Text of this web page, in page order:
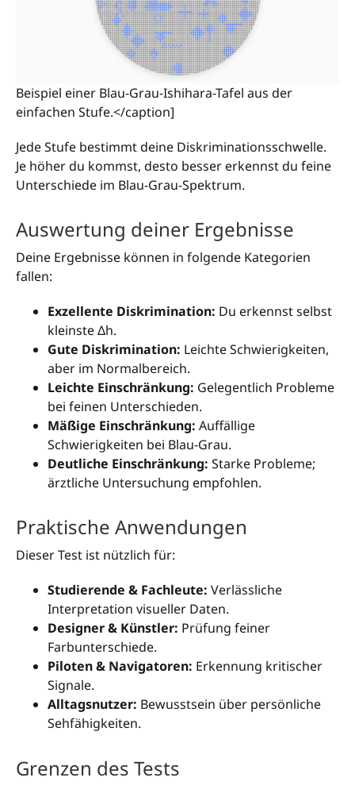
Beispiel einer Blau-Grau-Ishihara-Tafel aus der
einfachen Stufe.</caption]
Jede Stufe bestimmt deine Diskriminationsschwelle.
Je höher du kommst, desto besser erkennst du feine
Unterschiede im Blau-Grau-Spektrum.
Auswertung deiner Ergebnisse
Deine Ergebnisse können in folgende Kategorien
fallen:
Exzellente Diskrimination: Du erkennst selbst
kleinste Δh.
Gute Diskrimination: Leichte Schwierigkeiten,
aber im Normalbereich.
Leichte Einschränkung: Gelegentlich Probleme
bei feinen Unterschieden.
Mäßige Einschränkung: Auffällige
Schwierigkeiten bei Blau-Grau.
Deutliche Einschränkung: Starke Probleme;
ärztliche Untersuchung empfohlen.
Praktische Anwendungen
Dieser Test ist nützlich für:
Studierende & Fachleute: Verlässliche
Interpretation visueller Daten.
Designer & Künstler: Prüfung feiner
Farbunterschiede.
Piloten & Navigatoren: Erkennung kritischer
Signale.
Alltagsnutzer: Bewusstsein über persönliche
Sehfähigkeiten.
Grenzen des Tests